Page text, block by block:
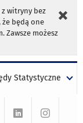
witryny bez
będą one
Zawsze możesz
Statystyczne